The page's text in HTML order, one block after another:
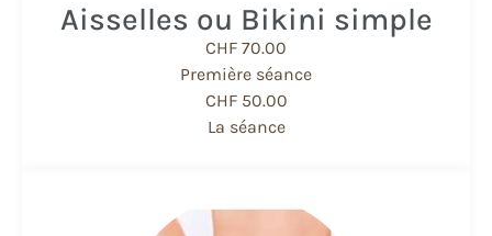
Aisselles ou Bikini simple
CHF 70.00
Première séance
CHF 50.00
La séance